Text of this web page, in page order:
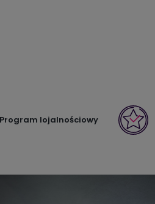
Program lojalnościowy